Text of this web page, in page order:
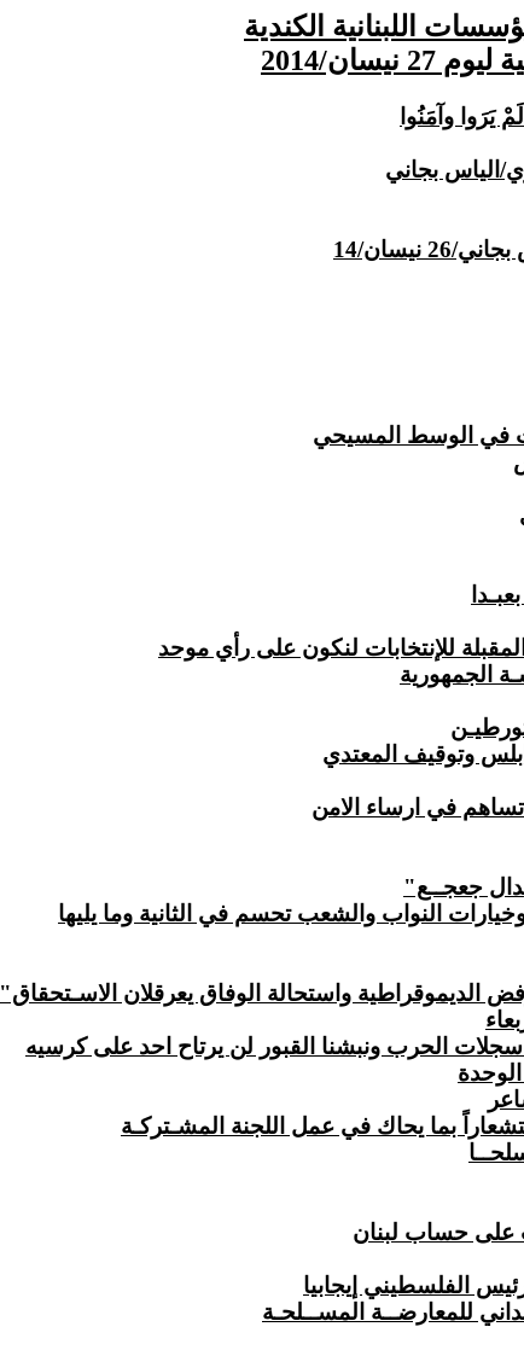
اللبنانية الكندية
2014
وآمَنُوا
الياس بجاني
14
في الوسط المسيحي
للإنتخابات لنكون على رأي موحد
الجمهورية
في ارساء الامن
النواب والشعب تحسم في الثانية وما يليها
واستحالة الوفاق يعرقلان الاسـتحقاق"
الحرب ونبشنا القبور لن يرتاح احد على كرسيه
بما يحاك في عمل اللجنة المشـتركـة
على حساب لبنان
الفلسطيني إيجابيا
للمعارضــة المســلحـة